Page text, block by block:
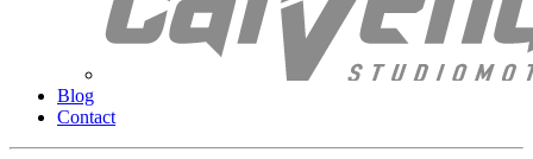
Blog
Contact